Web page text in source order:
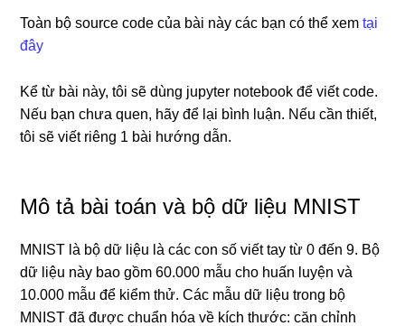
Toàn bộ source code của bài này các bạn có thể xemtại
đây
Kể từ bài này, tôi sẽ dùng jupyter notebook để viết code.
Nếu bạn chưa quen, hãy để lại bình luận. Nếu cần thiết,
tôi sẽ viết riêng 1 bài hướng dẫn.
Mô tả bài toán và bộ dữ liệu MNIST
MNIST là bộ dữ liệu là các con số viết tay từ 0 đến 9. Bộ
dữ liệu này bao gồm 60.000 mẫu cho huấn luyện và
10.000 mẫu để kiểm thử. Các mẫu dữ liệu trong bộ
MNIST đã được chuẩn hóa về kích thước: căn chỉnh